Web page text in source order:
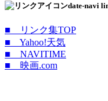
date-navi
■ リンク集TOP
■ Yahoo!天気
■ NAVITIME
■ 映画.com